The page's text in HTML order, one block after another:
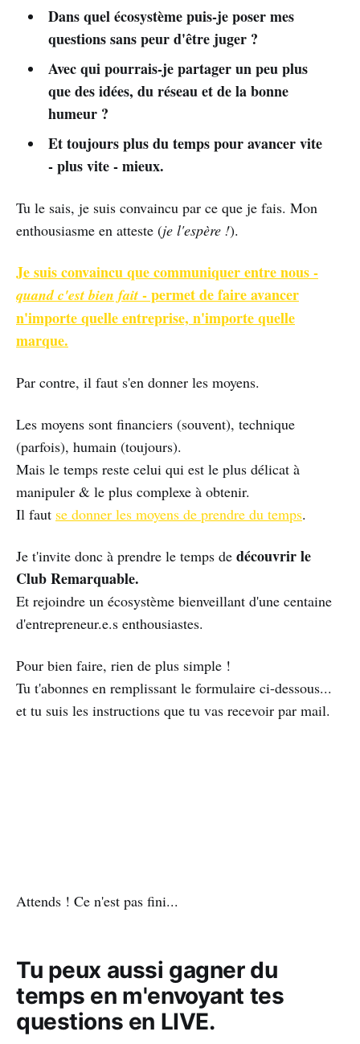
Dans quel écosystème puis-je poser mes
questions sans peur d'être juger ?
Avec qui pourrais-je partager un peu plus
que des idées, du réseau et de la bonne
humeur ?
Et toujours plus du temps pour avancer vite
- plus vite - mieux.
Tu le sais, je suis convaincu par ce que je fais. Mon
enthousiasme en atteste (je l'espère !).
Je suis convaincu que communiquer entre nous -
quand c'est bien fait - permet de faire avancer
n'importe quelle entreprise, n'importe quelle
marque.
Par contre, il faut s'en donner les moyens.
Les moyens sont financiers (souvent), technique
(parfois), humain (toujours).
Mais le temps reste celui qui est le plus délicat à
manipuler & le plus complexe à obtenir.
Il faut se donner les moyens de prendre du temps.
Je t'invite donc à prendre le temps de découvrir le
Club Remarquable.
Et rejoindre un écosystème bienveillant d'une centaine
d'entrepreneur.e.s enthousiastes.
Pour bien faire, rien de plus simple !
Tu t'abonnes en remplissant le formulaire ci-dessous...
et tu suis les instructions que tu vas recevoir par mail.
Attends ! Ce n'est pas fini...
Tu peux aussi gagner du
temps en m'envoyant tes
questions en LIVE.